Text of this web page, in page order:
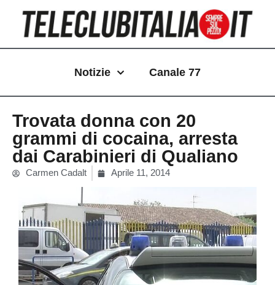
contenuto
Notizie Canale 77
Trovata donna con 20
grammi di cocaina, arresta
dai Carabinieri di Qualiano
Carmen Cadalt Aprile 11, 2014